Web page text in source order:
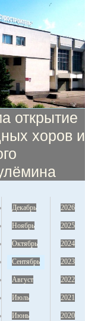
открытие
хоров и
2026
2025
2024
2023
2022
2021
2020
Декабрь
Ноябрь
Октябрь
Сентябрь
Август
Июль
Июнь